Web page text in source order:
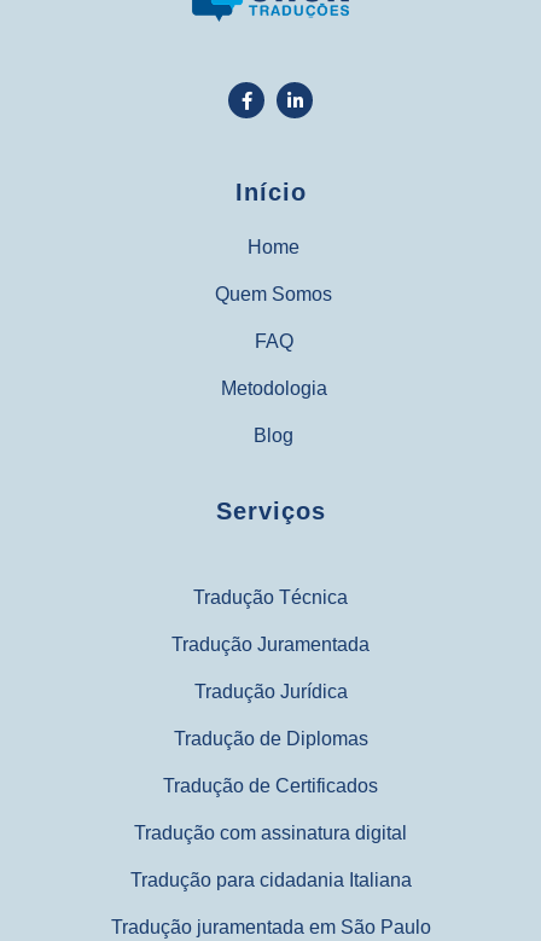
Início
Home
Quem Somos
FAQ
Metodologia
Blog
Serviços
Tradução Técnica
Tradução Juramentada
Tradução Jurídica
Tradução de Diplomas
Tradução de Certificados
Tradução com assinatura digital
Tradução para cidadania Italiana
Tradução juramentada em São Paulo